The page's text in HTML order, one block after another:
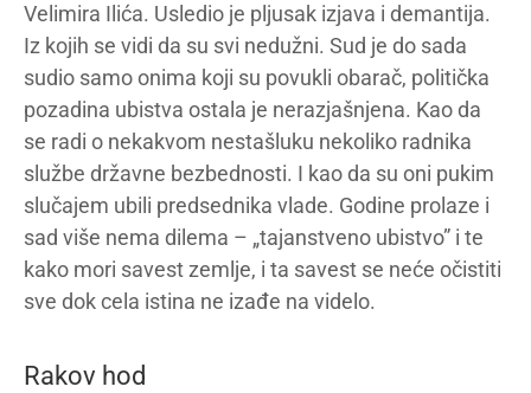
Velimira Ilića. Usledio je pljusak izjava i demantija.
Iz kojih se vidi da su svi nedužni. Sud je do sada
sudio samo onima koji su povukli obarač, politička
pozadina ubistva ostala je nerazjašnjena. Kao da
se radi o nekakvom nestašluku nekoliko radnika
službe državne bezbednosti. I kao da su oni pukim
slučajem ubili predsednika vlade. Godine prolaze i
sad više nema dilema – „tajanstveno ubistvo” i te
kako mori savest zemlje, i ta savest se neće očistiti
sve dok cela istina ne izađe na videlo.
Rakov hod